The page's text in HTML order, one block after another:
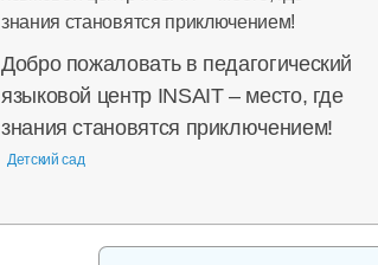
Добро пожаловать в педагогический
языковой центр INSAIT – место, где
знания становятся приключением!
Детский сад